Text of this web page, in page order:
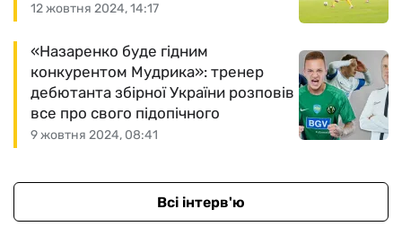
12 жовтня 2024, 14:17
9 жовтня 2024, 08:41
«Назаренко буде гідним
конкурентом Мудрика»: тренер
дебютанта збірної України розповів
все про свого підопічного
Всі інтерв'ю